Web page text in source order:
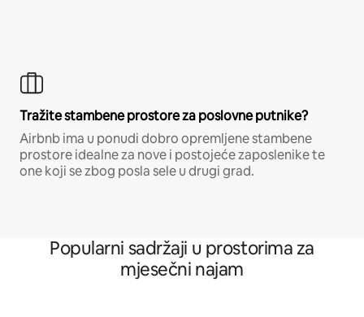
Tražite stambene prostore za poslovne putnike?
Airbnb ima u ponudi dobro opremljene stambene
prostore idealne za nove i postojeće zaposlenike te
one koji se zbog posla sele u drugi grad.
Popularni sadržaji u prostorima za
mjesečni najam